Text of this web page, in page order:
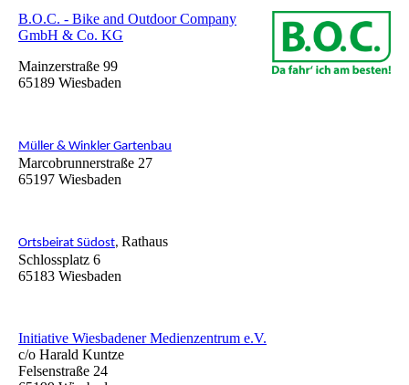
B.O.C. - Bike and Outdoor Company
GmbH & Co. KG
Mainzerstraße 99
65189 Wiesbaden
Müller & Winkler Gartenbau
Marcobrunnerstraße 27
65197 Wiesbaden
Ortsbeirat Südost, Rathaus
Schlossplatz 6
65183 Wiesbaden
Initiative Wiesbadener Medienzentrum e.V.
c/o Harald Kuntze
Felsenstraße 24